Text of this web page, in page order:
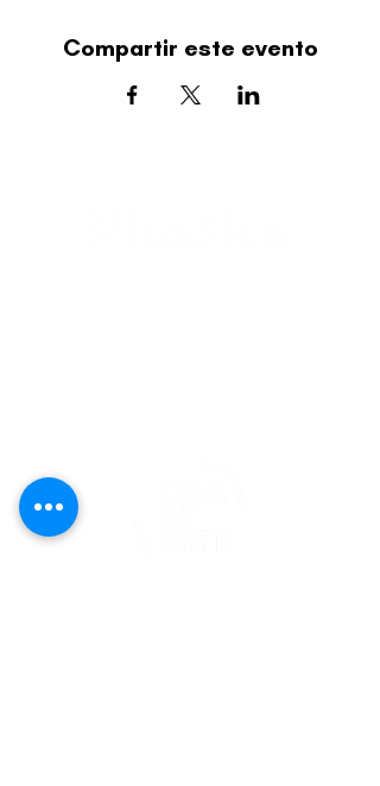
Compartir este evento